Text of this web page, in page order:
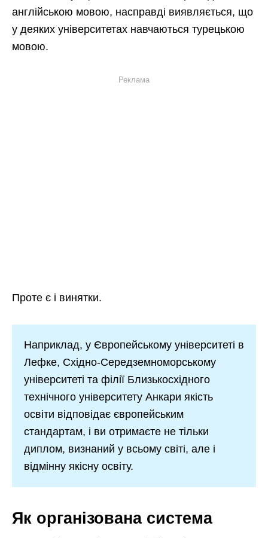
англійською мовою, насправді виявляється, що
у деяких університетах навчаються турецькою
мовою.
Реклама
Проте є і винятки.
Наприклад, у Європейському університеті в
Лефке, Східно-Середземноморському
університеті та філії Близькосхідного
технічного університету Анкари якість
освіти відповідає європейським
стандартам, і ви отримаєте не тільки
диплом, визнаний у всьому світі, але і
відмінну якісну освіту.
Як організована система